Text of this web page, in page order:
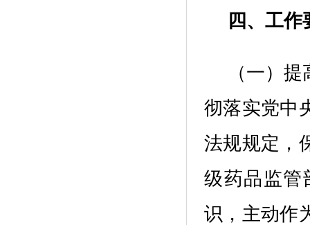
四 、工作
（一）提
彻落实党中
法规规定 ，
级药品监管
识， 主动作